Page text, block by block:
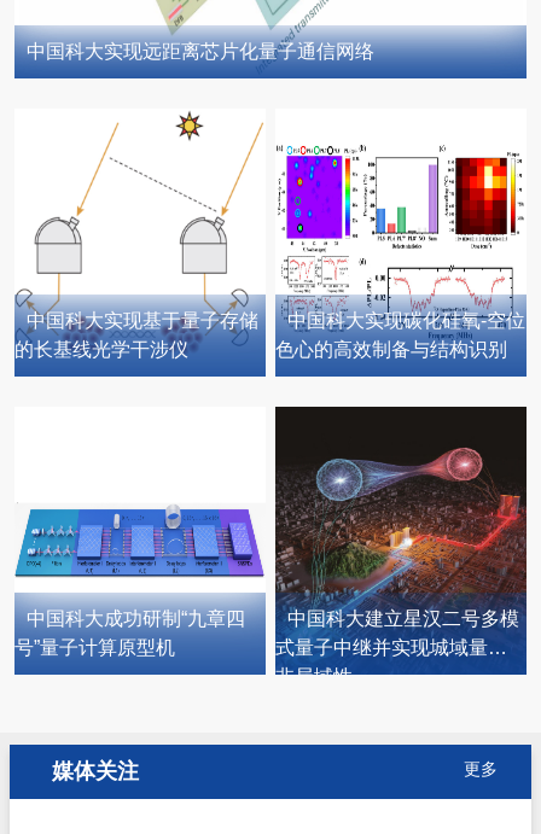
中国科大实现远距离芯片化量子通信网络
中国科大实现基于量子存储
的长基线光学干涉仪
中国科大实现碳化硅氧-空位
色心的高效制备与结构识别
中国科大成功研制“九章四
号”量子计算原型机
中国科大建立星汉二号多模
式量子中继并实现城域量子
非局域性...
媒体关注 更多